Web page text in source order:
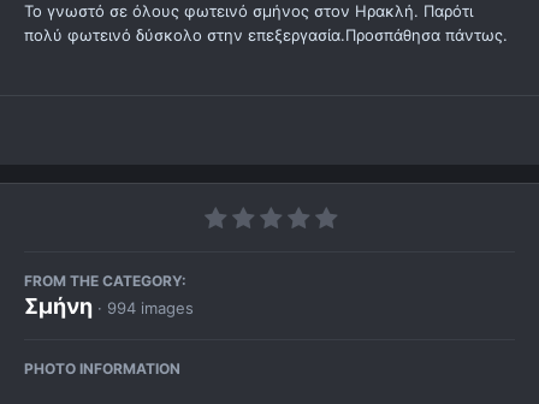
To γνωστό σε όλους φωτεινό σμήνος στον Ηρακλή. Παρότι
πολύ φωτεινό δύσκολο στην επεξεργασία.Προσπάθησα πάντως.
FROM THE CATEGORY:
Σμήνη · 994 images
PHOTO INFORMATION